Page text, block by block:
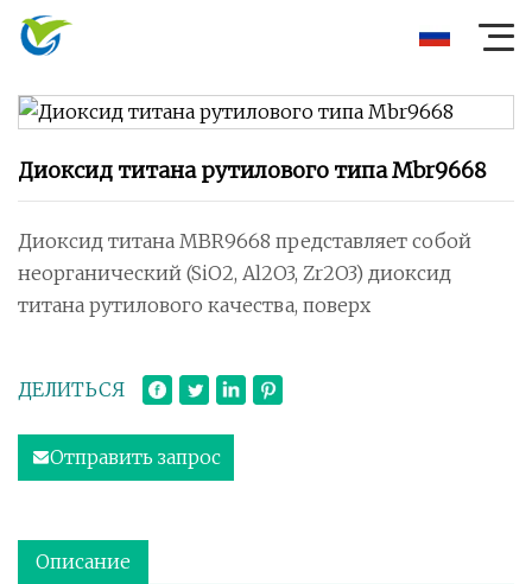
Диоксид титана рутилового типа Mbr9668
Диоксид титана MBR9668 представляет собой
неорганический (SiO2, Al2O3, Zr2O3) диоксид
титана рутилового качества, поверх
ДЕЛИТЬСЯ
Отправить запрос
Описание